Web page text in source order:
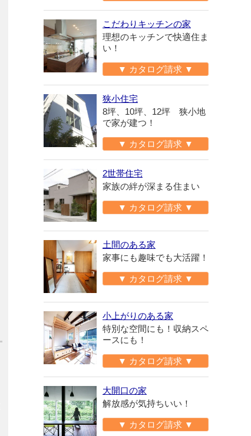
こだわりキッチンの家
理想のキッチンで快適住ま
い！
▼ カタログ請求 ▼
狭小住宅
8坪、10坪、12坪 狭小地
で家が建つ！
▼ カタログ請求 ▼
2世帯住宅
家族の絆が深まる住まい
▼ カタログ請求 ▼
土間のある家
家事にも趣味でも大活躍！
▼ カタログ請求 ▼
小上がりのある家
特別な空間にも！収納スペ
ースにも！
▼ カタログ請求 ▼
大開口の家
解放感が気持ちいい！
▼ カタログ請求 ▼